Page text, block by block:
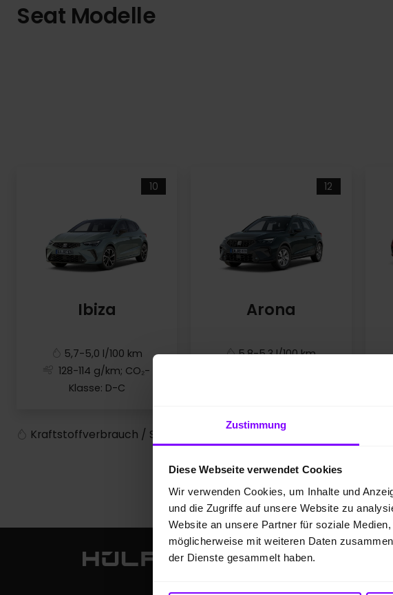
Zustimmung
Diese Webseite verwendet Cookies
Wir verwenden Cookies, um Inhalte und
und die Zugriffe auf unsere Website zu
Website an unsere Partner für soziale
möglicherweise mit weiteren Daten
der Dienste gesammelt haben.
Seat Modelle
10
Ibiza
5,7-5,0 l/100 km
128-114 g/km; CO₂-
Klasse: D-C
12
Arona
5,8-5,3 l/100 km
Arona
Kraftstoffverbrauch / Stromverbrauch kombiniert